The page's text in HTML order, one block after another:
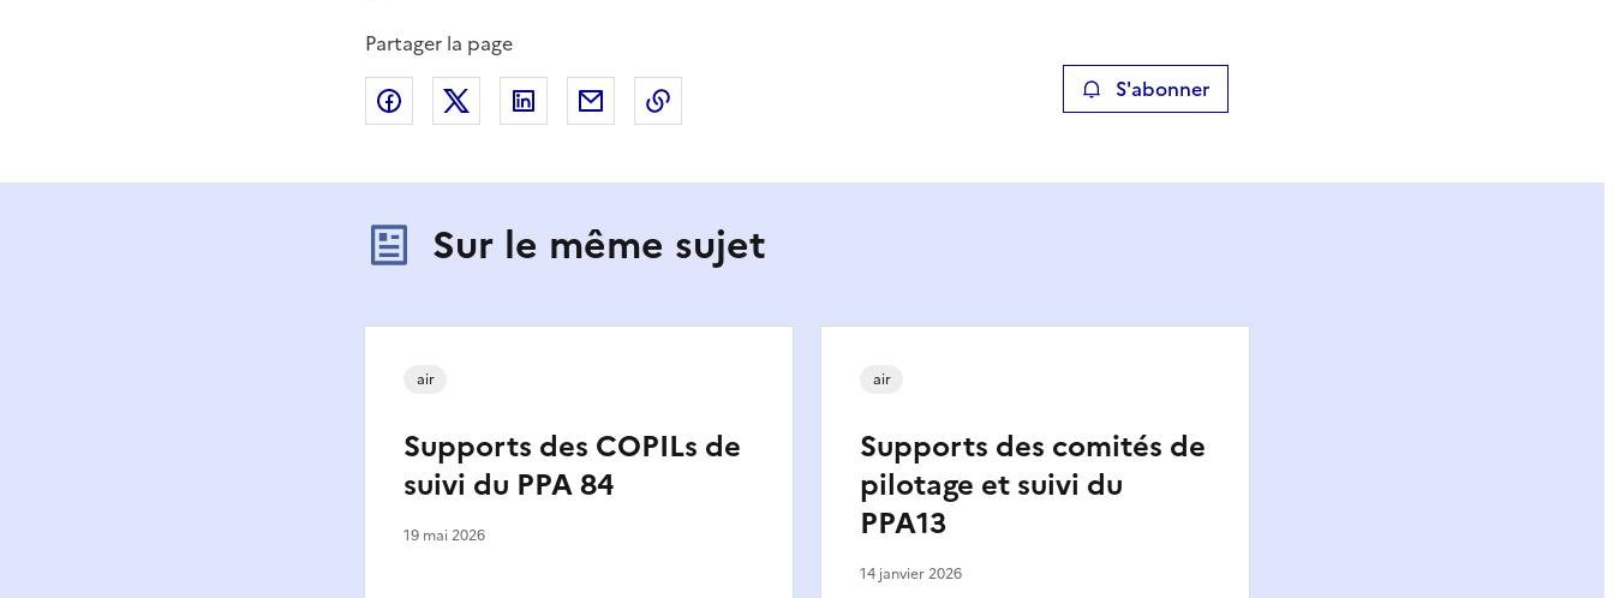
Partager la page
Partager sur Facebook
Partager sur XPartager sur LinkedIn
Partager par emailCopier le lien de la page dans le presse-papier S'abonner
Sur le même sujet
Supports des COPILs de
suivi du PPA 84
air
19 mai 2026
Supports des comités de
pilotage et suivi du
PPA13
air
14 janvier 2026